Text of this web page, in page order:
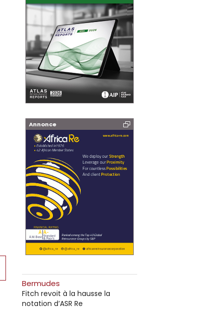
Annonce
Bermudes
Fitch revoit à la hausse la
notation d’ASR Re